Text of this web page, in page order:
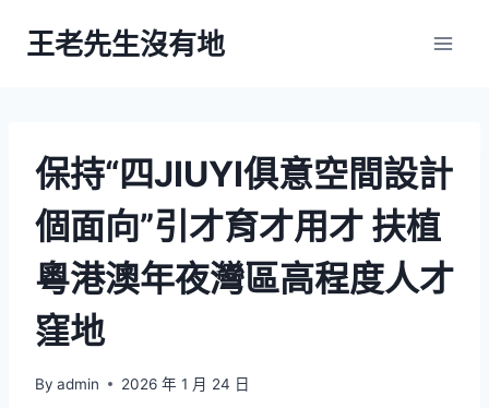
王老先生沒有地
保持“四JIUYI俱意空間設計
個面向”引才育才用才 扶植
粵港澳年夜灣區高程度人才
窪地
By admin 2026 年 1 月 24 日